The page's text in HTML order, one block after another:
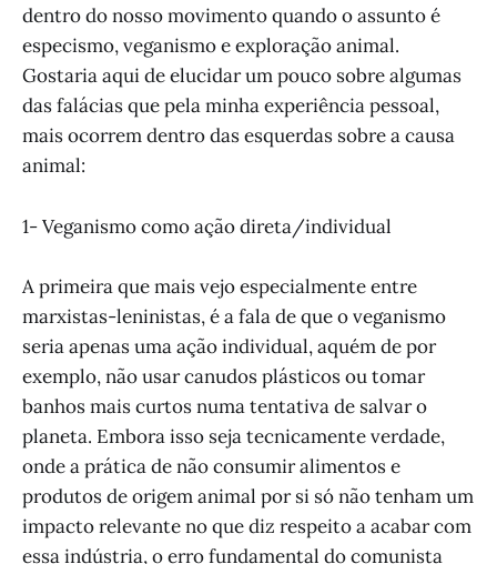
dentro do nosso movimento quando o assunto é
especismo, veganismo e exploração animal.
Gostaria aqui de elucidar um pouco sobre algumas
das falácias que pela minha experiência pessoal,
mais ocorrem dentro das esquerdas sobre a causa
animal:
1- Veganismo como ação direta/individual
A primeira que mais vejo especialmente entre
marxistas-leninistas, é a fala de que o veganismo
seria apenas uma ação individual, aquém de por
exemplo, não usar canudos plásticos ou tomar
banhos mais curtos numa tentativa de salvar o
planeta. Embora isso seja tecnicamente verdade,
onde a prática de não consumir alimentos e
produtos de origem animal por si só não tenham um
impacto relevante no que diz respeito a acabar com
essa indústria, o erro fundamental do comunista